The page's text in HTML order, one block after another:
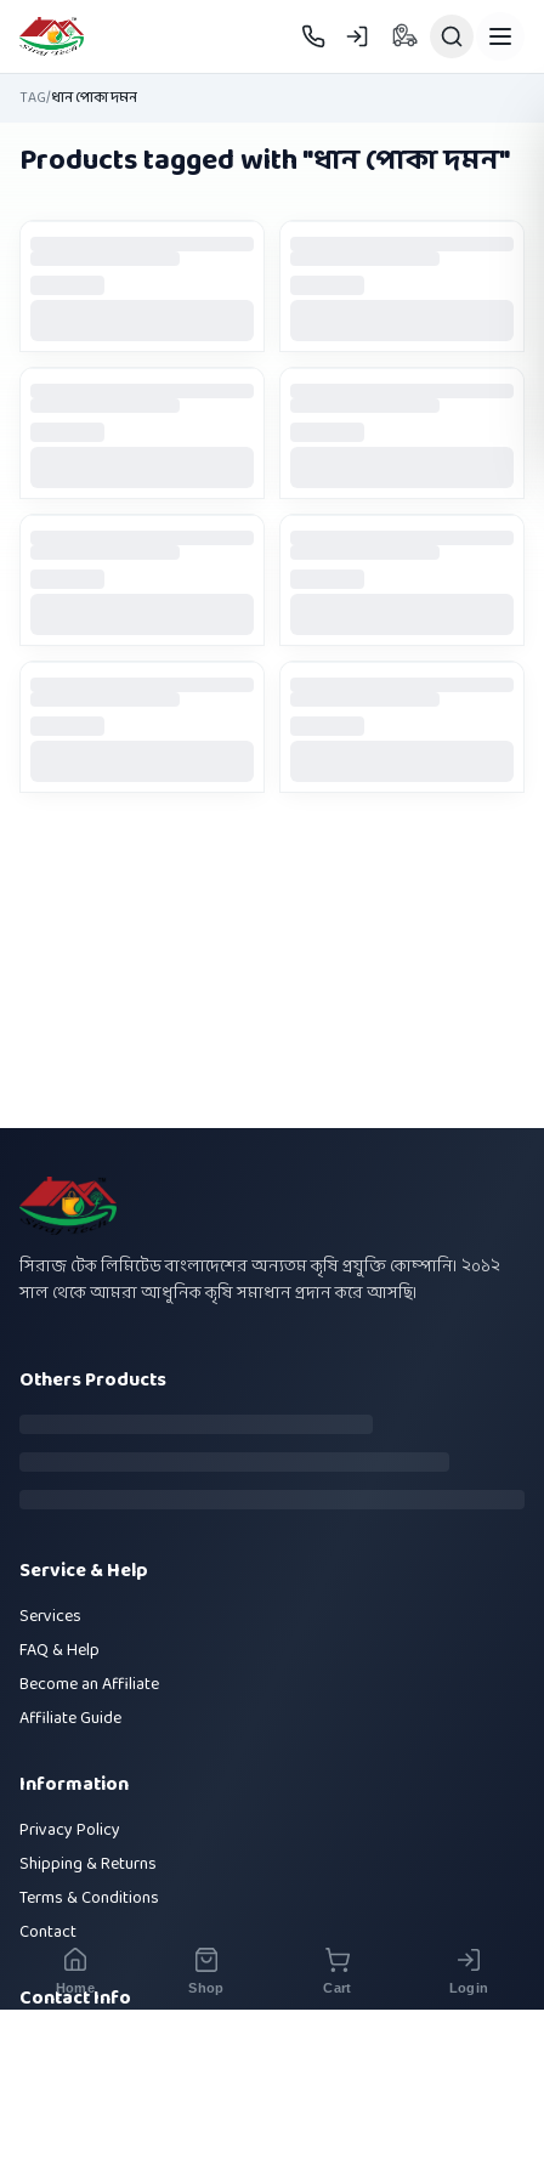
Skip to main content
TAG/ধান পোকা দমন
Products tagged with "ধান পোকা দমন"
সিরাজ টেক লিমিটেড বাংলাদেশের অন্যতম কৃষি প্রযুক্তি কোম্পানি। ২০১২
সাল থেকে আমরা আধুনিক কৃষি সমাধান প্রদান করে আসছি।
Others Products
Service & Help
Services
FAQ & Help
Become an Affiliate
Affiliate Guide
Information
Privacy Policy
Shipping & Returns
Terms & Conditions
Contact
Contact Info
Home Shop Cart Login